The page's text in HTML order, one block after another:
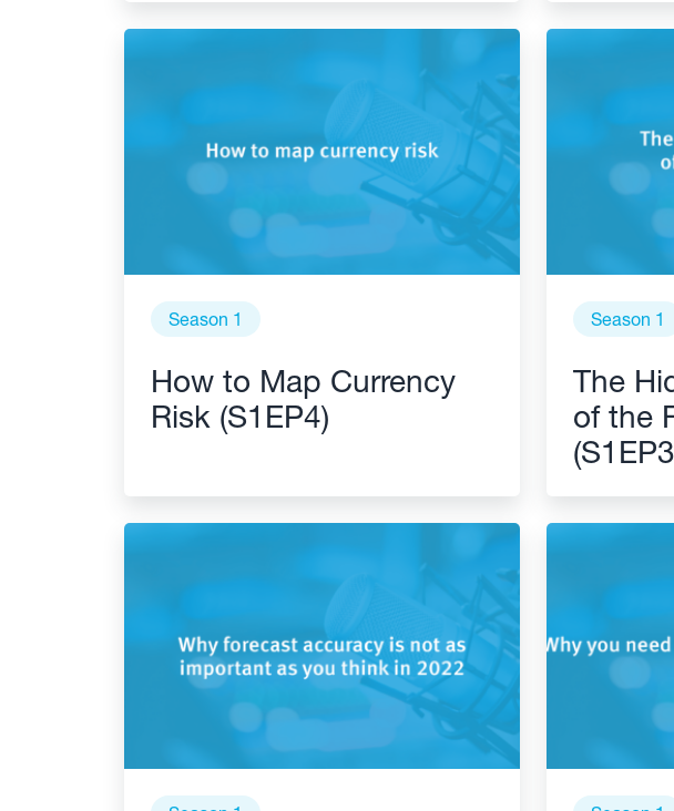
Season 1
How to Map Currency
Risk (S1EP4)
Season 1
The
of the